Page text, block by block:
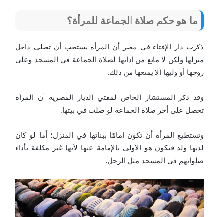
ما هو حكم صلاة الجماعة للمرأة؟
ذكرت دار الإفتاء في مصر أن المرأة يستحب أن تصلي داخل
منزلها ولكن لا مانع من أدائها لصلاة الجماعة في المسجد وعلى
زوجها أو وليها ألا يمنعها من ذلك.
وقد ذكر المستشار الخاص لمفتي الديار المصرية أن المرأة
تحصل على أجر صلاة الجماعة لو صلت في بيتها.
وتستطيع المرأة أن تكون إمامًا ببناتها في المنزل؛ أما لو كان
لديها ولد فيكون هو الأولى بالإمامة عنها لأنها غير مكلفة بأداء
صلواتهم في المسجد مثل الرجل.